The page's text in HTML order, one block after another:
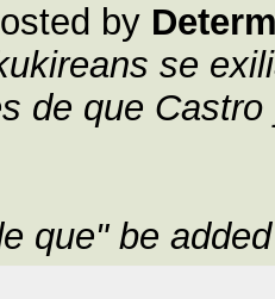
by
se
de que
que" be